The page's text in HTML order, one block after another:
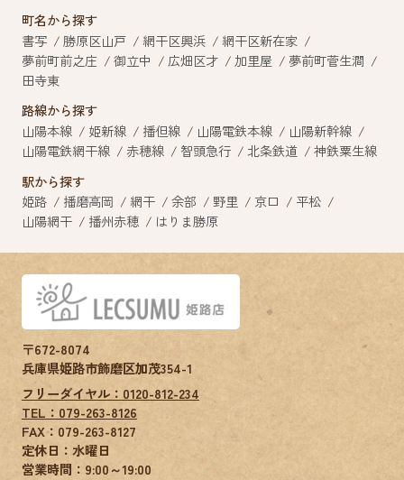
町名から探す
書写
勝原区山戸 網干区興浜
網干区新在家
夢前町前之庄
御立中 広畑区才 加里屋
夢前町菅生澗
田寺東
路線から探す
山陽本線
姫新線 播但線 山陽電鉄本線
山陽新幹線
山陽電鉄網干線
赤穂線 智頭急行 北条鉄道
神鉄粟生線
駅から探す
姫路
播磨高岡 網干 余部 野里 京口
平松
山陽網干
播州赤穂 はりま勝原
〒672-8074
兵庫県姫路市飾磨区加茂354-1
フリーダイヤル：0120-812-234
TEL：079-263-8126
FAX： 079-263-8127
定休日：水曜日
営業時間：9:00～19:00